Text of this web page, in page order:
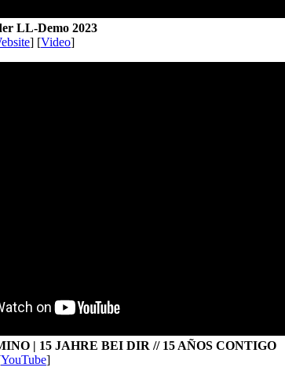
LL-Demo 2023
] [Video]
| 15 JAHRE BEI DIR // 15 AÑOS CONTIGO
YouTube]